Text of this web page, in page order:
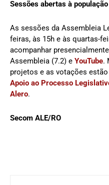
Sessões abertas à população
As sessões da Assembleia
feiras, às 15h e às quartas-
acompanhar
Assembleia (7.2) e YouTube.
projetos e as votações
Apoio ao Processo
Alero.
Secom ALE/RO